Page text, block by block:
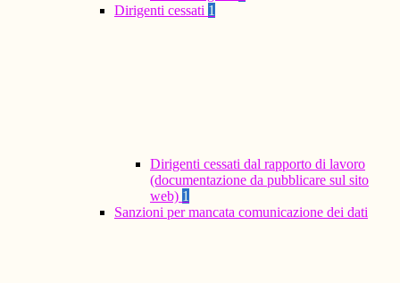
Dirigenti cessati 1
Dirigenti cessati dal rapporto di lavoro
(documentazione da pubblicare sul sito
web) 1
Sanzioni per mancata comunicazione dei dati